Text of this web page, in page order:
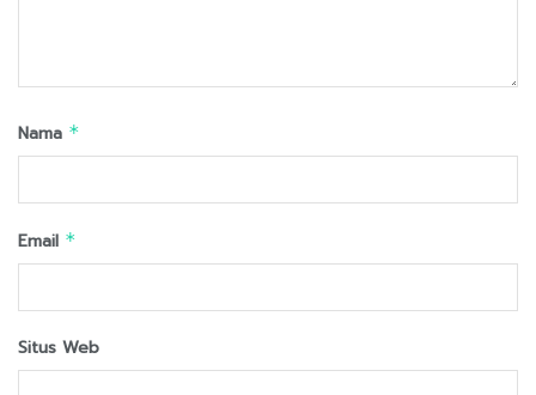
Nama *
Email *
Situs Web